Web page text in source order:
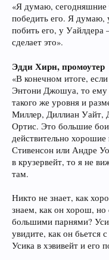
«Я думаю, сегодняшние
победить его. Я
побить его, у
сделает это».
Эдди Хирн, промоутер
«В конечном итоге,
Энтони Джошуа, то ему
такого же уровня и
Миллер, Диллиан Уайт,
Ортис. Это большие
действительно
Стивенсон или Андре
в крузервейт, то я не
там.
Никто не знает, как
знаем, как он хорош,
большими парнями?
увидите, как он бьется
Усика в хэвивейт и его